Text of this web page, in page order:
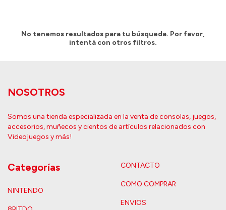
No tenemos resultados para tu búsqueda. Por favor,
intentá con otros filtros.
NOSOTROS
Somos una tienda especializada en la venta de consolas, juegos,
accesorios, muñecos y cientos de artículos relacionados con
Videojuegos y más!
Categorías
NINTENDO
CONTACTO
COMO COMPRAR
ENVIOS